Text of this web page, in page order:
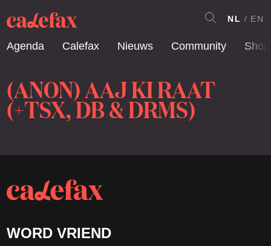
Agenda Calefax Nieuws Community Shop
NL EN
(ANON) AAJ KI RAAT
(+TSX, DB & DRMS)
WORD VRIEND